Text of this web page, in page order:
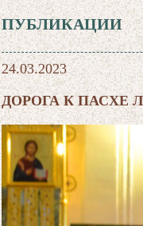
ПУБЛИКАЦИИ
24.03.2023
ДОРОГА К ПАСХЕ